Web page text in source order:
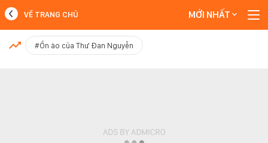
MỚI NHẤT
VỀ TRANG CHỦ MỚI NHẤT
#Ồn ào của Thư Đan Nguyễn